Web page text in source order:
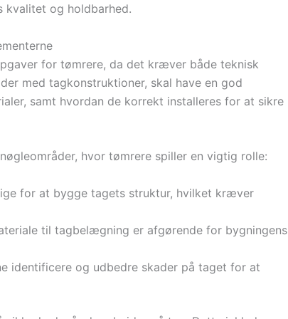
kvalitet og holdbarhed.
for tømrere, da det kræver både teknisk
med tagkonstruktioner, skal have en god
samt hvordan de korrekt installeres for at sikre
hvor tømrere spiller en vigtig rolle:
for at bygge tagets struktur, hvilket kræver
til tagbelægning er afgørende for bygningens
identificere og udbedre skader på taget for at